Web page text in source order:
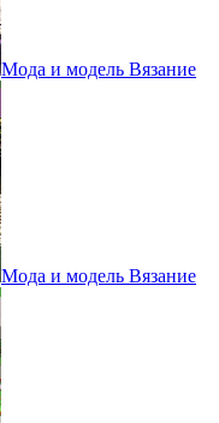
Мода и модель Вязание
Мода и модель Вязание